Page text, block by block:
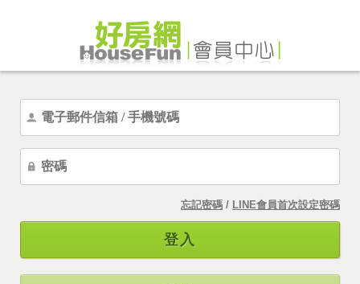
忘記密碼 / LINE會員首次設定密碼
登入